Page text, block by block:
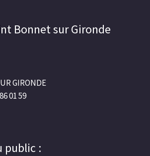
Bonnet sur Gironde
GIRONDE
01 59
public :